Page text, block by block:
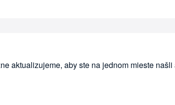
aktualizujeme, aby ste na jednom mieste